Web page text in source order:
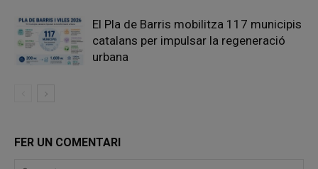
El Pla de Barris mobilitza 117 municipis
catalans per impulsar la regeneració
urbana
FER UN COMENTARI